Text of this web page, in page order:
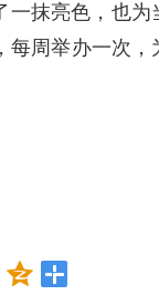
一抹亮色，也为
每周举办一次，